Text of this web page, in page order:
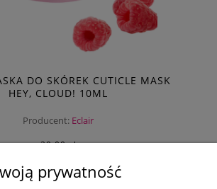
DO SKÓREK CUTICLE MASK
HEY, CLOUD! 10ML
Producent: Eclair
29,00 zł
DO KOSZYKA
prywatność